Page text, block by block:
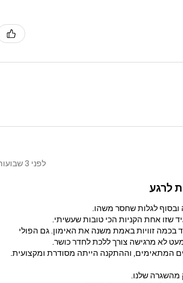
לפני 3 שבועות
לרגע
ובסוף לגלות שחסר משהו.
זוויות באמת משנה את האימון. גם הפולי
לא מרגישה צורך ללכת לחדר כושר.
המתאימים, וההתקנה הייתה מסודרת ומקצועית.
מהשגרה שלנו.